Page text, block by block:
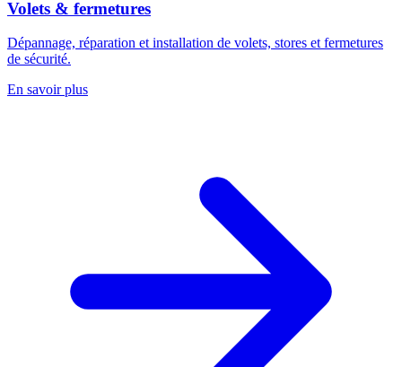
Volets & fermetures
Dépannage, réparation et installation de volets, stores et fermetures
de sécurité.
En savoir plus